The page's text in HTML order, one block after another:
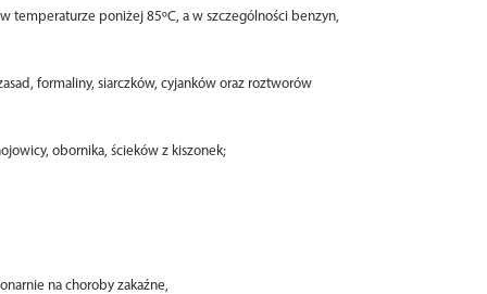
temperaturze poniżej 85ºC, a w szczególności benzyn,
formaliny, siarczków, cyjanków oraz roztworów
obornika, ścieków z kiszonek;
na choroby zakaźne,